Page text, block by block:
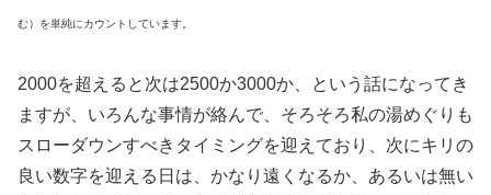
む）を単純にカウントしています。
2000を超えると次は2500か3000か、という話になってき
ますが、いろんな事情が絡んで、そろそろ私の湯めぐりも
スローダウンすべきタイミングを迎えており、次にキリの
良い数字を迎える日は、かなり遠くなるか、あるいは無い